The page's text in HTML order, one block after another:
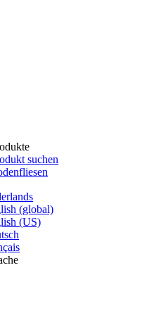
(global)
(US)
suchen